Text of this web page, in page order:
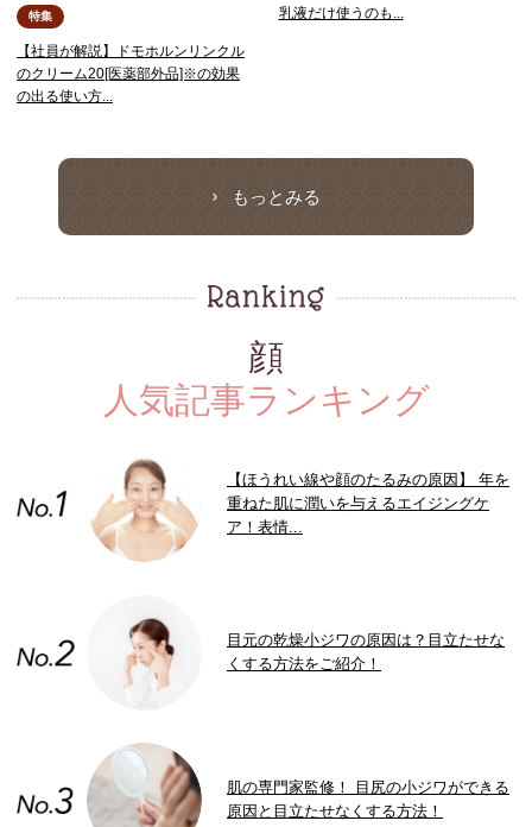
特集
【社員が解説】ドモホルンリンクル
のクリーム20[医薬部外品]※の効果
の出る使い方...
乳液だけ使うのも...
もっとみる
顔
人気記事ランキング
【ほうれい線や顔のたるみの原因】 年を
重ねた肌に潤いを与えるエイジングケ
ア！表情...
目元の乾燥小ジワの原因は？目立たせな
くする方法をご紹介！
肌の専門家監修！ 目尻の小ジワができる
原因と目立たせなくする方法！